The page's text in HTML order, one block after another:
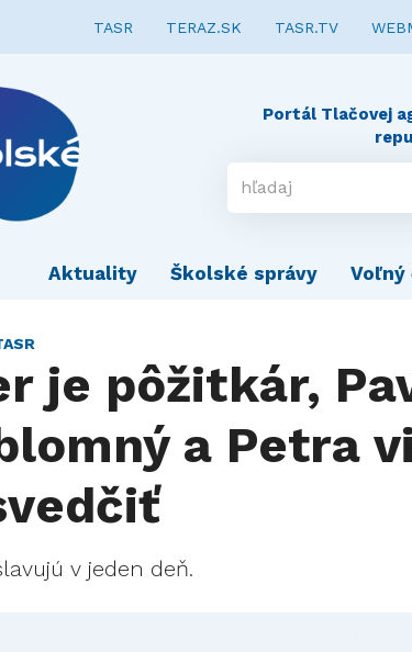
TASR TERAZ.SK TASR.TV
Portál Tlačovej
Aktuality Školské správy Voľný
je pôžitkár,
a Petra
v jeden deň.